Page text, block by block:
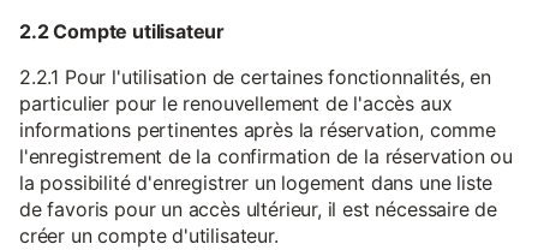
2.2 Compte utilisateur
2.2.1 Pour l'utilisation de certaines fonctionnalités, en
particulier pour le renouvellement de l'accès aux
informations pertinentes après la réservation, comme
l'enregistrement de la confirmation de la réservation ou
la possibilité d'enregistrer un logement dans une liste
de favoris pour un accès ultérieur, il est nécessaire de
créer un compte d'utilisateur.